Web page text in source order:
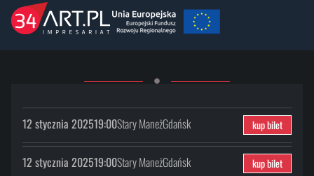
12 stycznia 202519:00Stary ManeżGdańsk kup bilet
12 stycznia 202519:00Stary ManeżGdańsk kup bilet